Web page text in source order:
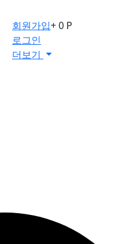
회원가입+ 0 P
로그인
더보기